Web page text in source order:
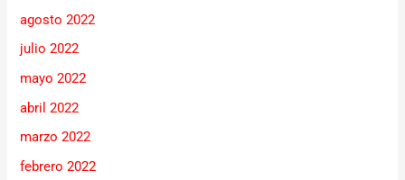
agosto 2022
julio 2022
mayo 2022
abril 2022
marzo 2022
febrero 2022